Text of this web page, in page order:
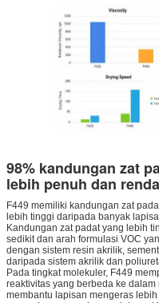
98% kandungan zat
lebih penuh dan
F449 memiliki kandungan zat
lebih tinggi daripada banyak
Kandungan zat padat yang lebih
sedikit dan arah formulasi VOC
dengan sistem resin akrilik,
daripada sistem akrilik dan
Pada tingkat molekuler, F449
reaktivitas yang berbeda ke
membantu lapisan mengeras